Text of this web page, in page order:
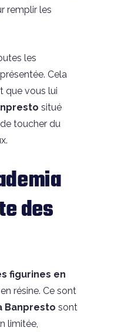
remplir les
les
Cela
que vous lui
situé
toucher du
des
figurines en
résine. Ce sont
Banpresto sont
limitée,